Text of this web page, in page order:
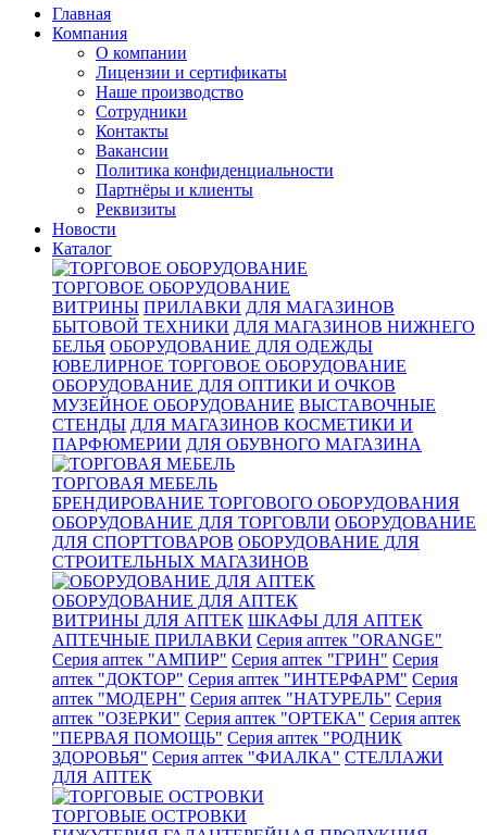
Главная
Компания
О компании
Лицензии и сертификаты
Наше производство
Сотрудники
Контакты
Вакансии
Политика конфиденциальности
Партнёры и клиенты
Реквизиты
Новости
Каталог
ТОРГОВОЕ ОБОРУДОВАНИЕ
ВИТРИНЫ ПРИЛАВКИ ДЛЯ МАГАЗИНОВ
БЫТОВОЙ ТЕХНИКИ ДЛЯ МАГАЗИНОВ НИЖНЕГО
БЕЛЬЯ ОБОРУДОВАНИЕ ДЛЯ ОДЕЖДЫ
ЮВЕЛИРНОЕ ТОРГОВОЕ ОБОРУДОВАНИЕ
ОБОРУДОВАНИЕ ДЛЯ ОПТИКИ И ОЧКОВ
МУЗЕЙНОЕ ОБОРУДОВАНИЕ ВЫСТАВОЧНЫЕ
СТЕНДЫ ДЛЯ МАГАЗИНОВ КОСМЕТИКИ И
ПАРФЮМЕРИИ ДЛЯ ОБУВНОГО МАГАЗИНА
ТОРГОВАЯ МЕБЕЛЬ
БРЕНДИРОВАНИЕ ТОРГОВОГО ОБОРУДОВАНИЯ
ОБОРУДОВАНИЕ ДЛЯ ТОРГОВЛИ ОБОРУДОВАНИЕ
ДЛЯ СПОРТТОВАРОВ ОБОРУДОВАНИЕ ДЛЯ
СТРОИТЕЛЬНЫХ МАГАЗИНОВ
ОБОРУДОВАНИЕ ДЛЯ АПТЕК
ВИТРИНЫ ДЛЯ АПТЕК ШКАФЫ ДЛЯ АПТЕК
АПТЕЧНЫЕ ПРИЛАВКИ Серия аптек "ORANGE"
Серия аптек "АМПИР" Серия аптек "ГРИН" Серия
аптек "ДОКТОР" Серия аптек "ИНТЕРФАРМ" Серия
аптек "МОДЕРН" Серия аптек "НАТУРЕЛЬ" Серия
аптек "ОЗЕРКИ" Серия аптек "ОРТЕКА" Серия аптек
"ПЕРВАЯ ПОМОЩЬ" Серия аптек "РОДНИК
ЗДОРОВЬЯ" Серия аптек "ФИАЛКА" СТЕЛЛАЖИ
ДЛЯ АПТЕК
ТОРГОВЫЕ ОСТРОВКИ